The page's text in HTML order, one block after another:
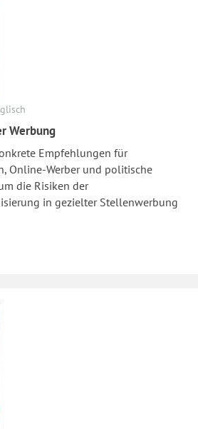
Werbung
Empfehlungen für
Online-Werber und politische
die Risiken der
in gezielter Stellenwerbung